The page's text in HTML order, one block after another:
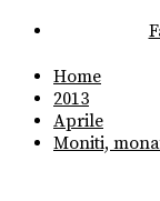
Home
2013
Aprile
Moniti,